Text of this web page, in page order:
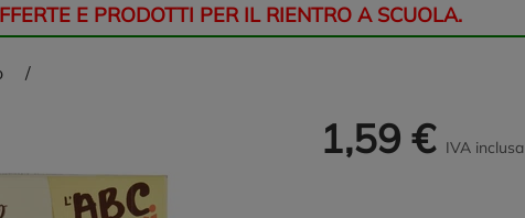
E PRODOTTI PER IL RIENTRO A SCUOLA.
/
1,59 € IVA inclusa